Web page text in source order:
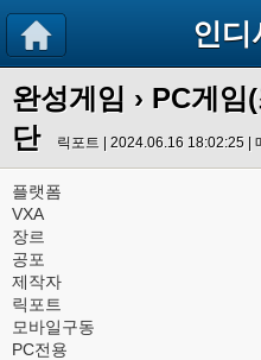
인디
완성게임 › PC게임
단
릭포트 | 2024.06.16 18:02:25 |
플랫폼
VXA
장르
공포
제작자
릭포트
모바일구동
PC전용